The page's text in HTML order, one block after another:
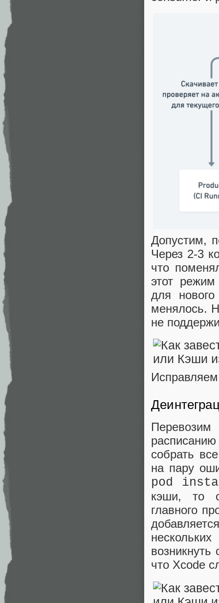
Допустим,
Через 2-3
что
этот режим
для
менялось.
не
собрать
на пару
pod
кэши, то
главного
что Xcode